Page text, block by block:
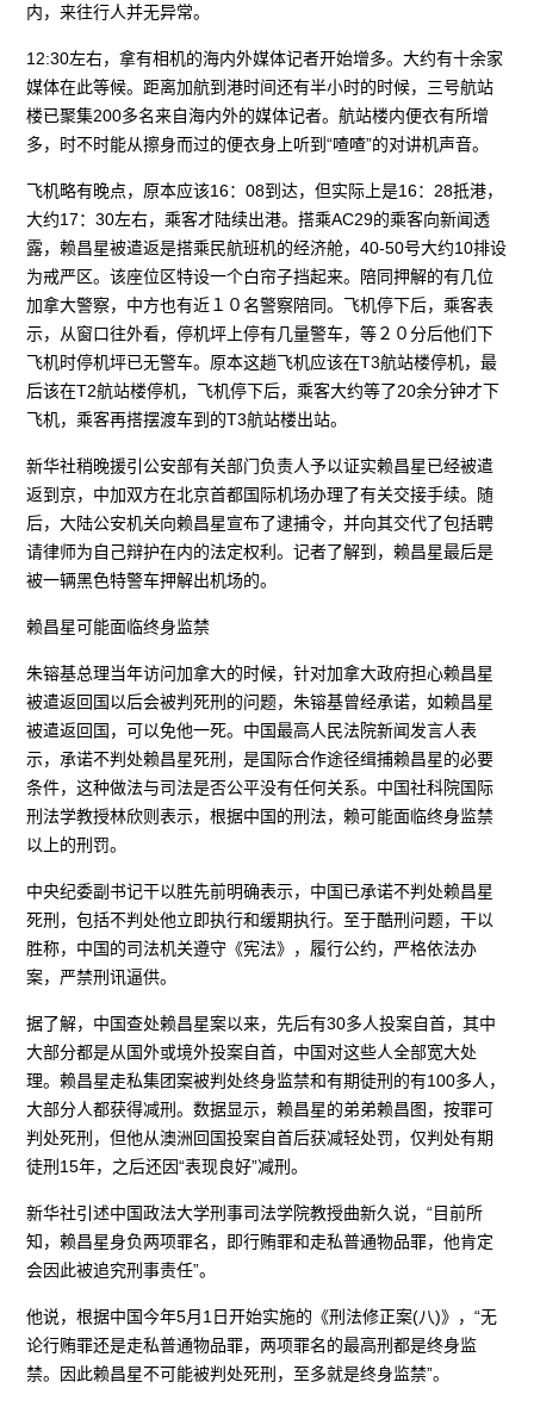
内，来往行人并无异常。
12:30左右，拿有相机的海内外媒体记者开始增多。大约有十余家
媒体在此等候。距离加航到港时间还有半小时的时候，三号航站
楼已聚集200多名来自海内外的媒体记者。航站楼内便衣有所增
多，时不时能从擦身而过的便衣身上听到“喳喳”的对讲机声音。
飞机略有晚点，原本应该16：08到达，但实际上是16：28抵港，
大约17：30左右，乘客才陆续出港。搭乘AC29的乘客向新闻透
露，赖昌星被遣返是搭乘民航班机的经济舱，40-50号大约10排设
为戒严区。该座位区特设一个白帘子挡起来。陪同押解的有几位
加拿大警察，中方也有近１０名警察陪同。飞机停下后，乘客表
示，从窗口往外看，停机坪上停有几量警车，等２０分后他们下
飞机时停机坪已无警车。原本这趟飞机应该在T3航站楼停机，最
后该在T2航站楼停机，飞机停下后，乘客大约等了20余分钟才下
飞机，乘客再搭摆渡车到的T3航站楼出站。
新华社稍晚援引公安部有关部门负责人予以证实赖昌星已经被遣
返到京，中加双方在北京首都国际机场办理了有关交接手续。随
后，大陆公安机关向赖昌星宣布了逮捕令，并向其交代了包括聘
请律师为自己辩护在内的法定权利。记者了解到，赖昌星最后是
被一辆黑色特警车押解出机场的。
赖昌星可能面临终身监禁
朱镕基总理当年访问加拿大的时候，针对加拿大政府担心赖昌星
被遣返回国以后会被判死刑的问题，朱镕基曾经承诺，如赖昌星
被遣返回国，可以免他一死。中国最高人民法院新闻发言人表
示，承诺不判处赖昌星死刑，是国际合作途径缉捕赖昌星的必要
条件，这种做法与司法是否公平没有任何关系。中国社科院国际
刑法学教授林欣则表示，根据中国的刑法，赖可能面临终身监禁
以上的刑罚。
中央纪委副书记干以胜先前明确表示，中国已承诺不判处赖昌星
死刑，包括不判处他立即执行和缓期执行。至于酷刑问题，干以
胜称，中国的司法机关遵守《宪法》，履行公约，严格依法办
案，严禁刑讯逼供。
据了解，中国查处赖昌星案以来，先后有30多人投案自首，其中
大部分都是从国外或境外投案自首，中国对这些人全部宽大处
理。赖昌星走私集团案被判处终身监禁和有期徒刑的有100多人，
大部分人都获得减刑。数据显示，赖昌星的弟弟赖昌图，按罪可
判处死刑，但他从澳洲回国投案自首后获减轻处罚，仅判处有期
徒刑15年，之后还因“表现良好”减刑。
新华社引述中国政法大学刑事司法学院教授曲新久说，“目前所
知，赖昌星身负两项罪名，即行贿罪和走私普通物品罪，他肯定
会因此被追究刑事责任”。
他说，根据中国今年5月1日开始实施的《刑法修正案(八)》，“无
论行贿罪还是走私普通物品罪，两项罪名的最高刑都是终身监
禁。因此赖昌星不可能被判处死刑，至多就是终身监禁”。